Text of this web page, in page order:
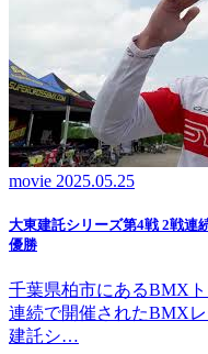
movie 2025.05.25
大東建託シリーズ第4戦 2戦連
優勝
千葉県柏市にあるBMX
連続で開催されたBMX
建託シ…